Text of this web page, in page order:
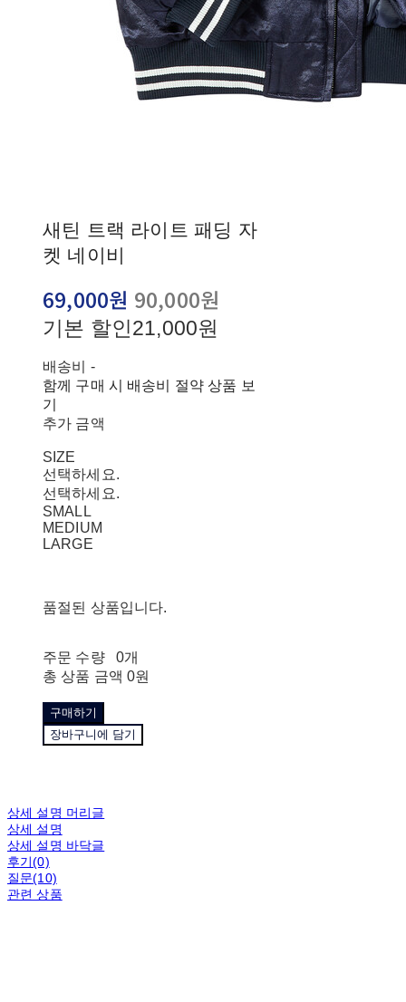
새틴 트랙 라이트 패딩 자
켓 네이비
69,000원 90,000원
기본 할인21,000원
배송비 -
함께 구매 시 배송비 절약 상품 보
기
추가 금액
SIZE
선택하세요.
선택하세요.
SMALL
MEDIUM
LARGE
품절된 상품입니다.
주문 수량
0개
총 상품 금액 0원
구매하기
장바구니에 담기
상세 설명 머리글
상세 설명
상세 설명 바닥글
후기(0)
질문(10)
관련 상품